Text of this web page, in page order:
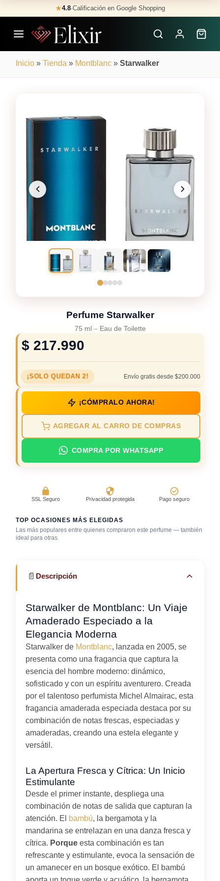
to
content
★4.8·Calificación en Google Shopping
Inicio » Tienda » Montblanc » Starwalker
Perfume Starwalker
75 ml – Eau de Toilette
$ 217.990
¡SOLO QUEDAN 2! Envío gratis desde $200.000
¡CÓMPRALO AHORA!
AGREGAR AL CARRO DE COMPRAS
COMPRA POR WHATSAPP
SSL Seguro Privacidad protegida Pago seguro
TOP OCASIONES MÁS ELEGIDAS
Las más populares entre quienes compraron este perfume — también
ideal para otras.
Después de la
ducha
Día caluroso /
📄 Descripción
Starwalker de Montblanc: Un Viaje
Amaderado Especiado a la
Elegancia Moderna
Starwalker de Montblanc, lanzada en 2005, se
presenta como una fragancia que captura la
esencia del hombre moderno: dinámico,
sofisticado y con un espíritu aventurero. Creada
por el talentoso perfumista Michel Almairac, esta
fragancia amaderada especiada destaca por su
combinación de notas frescas, especiadas y
amaderadas, creando una estela elegante y
versátil.
La Apertura Fresca y Cítrica: Un Inicio
Estimulante
Desde el primer instante, despliega una
combinación de notas de salida que capturan la
atención. El
bambú, la bergamota y la
mandarina se entrelazan en una danza fresca y
cítrica. Porque esta combinación es tan
refrescante y estimulante, evoca la sensación de
un amanecer en un bosque exótico. El bambú